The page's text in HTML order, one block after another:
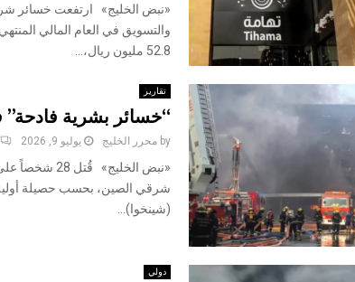
«نبض الخليج» ارتفعت خسائر
52.8 مليون ريال،...
تقارير
“خسائر بشرية
by محرر الخليج يوليو 9, 2026
«نبض
شرقي الصين، بحسب حصيلة أولية
(شينخوا)...
دولي